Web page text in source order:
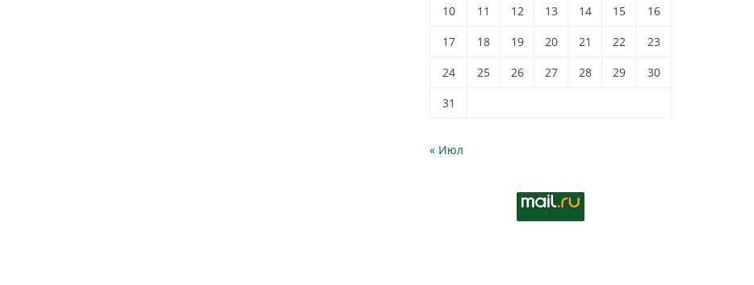
10
11 12 13 14 15
16
17
18 19 20 21 22
23
24
25 26 27 28 29
30
31
« Июл